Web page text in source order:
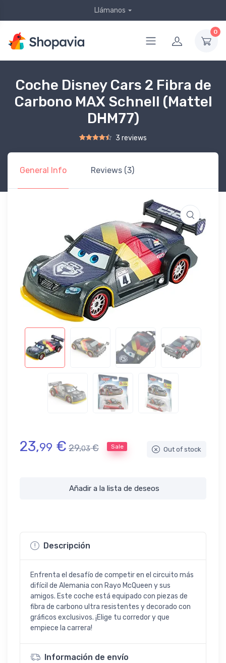
Llámanos
0
Coche Disney Cars 2 Fibra de
Carbono MAX Schnell (Mattel
DHM77)
Rated4.50out of 5 based on
2 customer ratings
3 reviews
General Info Reviews (3)
23,99 € 29,03 € Sale Out of stock
Añadir a la lista de deseos
Descripción
Enfrenta el desafío de competir en el circuito más
difícil de Alemania con Rayo McQueen y sus
amigos. Este coche está equipado con piezas de
fibra de carbono ultra resistentes y decorado con
gráficos exclusivos. ¡Elige tu corredor y que
empiece la carrera!
Información de envío